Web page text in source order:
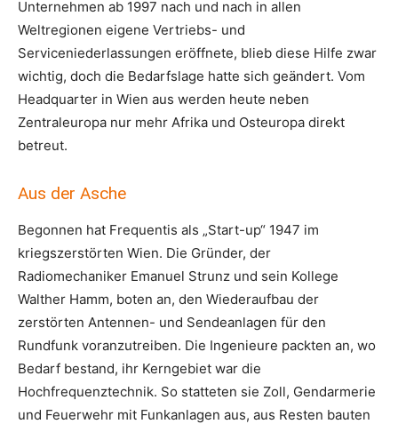
Unternehmen ab 1997 nach und nach in allen
Weltregionen eigene Vertriebs- und
Serviceniederlassungen eröffnete, blieb diese Hilfe zwar
wichtig, doch die Bedarfslage hatte sich geändert. Vom
Headquarter in Wien aus werden heute neben
Zentraleuropa nur mehr Afrika und Osteuropa direkt
betreut.
Aus der Asche
Begonnen hat Frequentis als „Start-up“ 1947 im
kriegszerstörten Wien. Die Gründer, der
Radiomechaniker Emanuel Strunz und sein Kollege
Walther Hamm, boten an, den Wiederaufbau der
zerstörten Antennen- und Sendeanlagen für den
Rundfunk voranzutreiben. Die Ingenieure packten an, wo
Bedarf bestand, ihr Kerngebiet war die
Hochfrequenztechnik. So statteten sie Zoll, Gendarmerie
und Feuerwehr mit Funkanlagen aus, aus Resten bauten